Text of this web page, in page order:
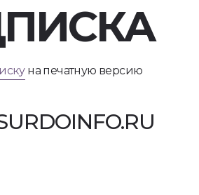
на печатную версию